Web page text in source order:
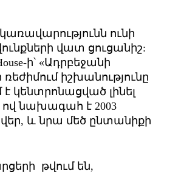
ունի
վատ ցուցանիշ:
ի՝ «Ադրբեջանի
իշխանությունը
է կենտրոնացված լինել
ով նախագահ է 2003
և նրա մեծ ընտանիքի
թվում են,